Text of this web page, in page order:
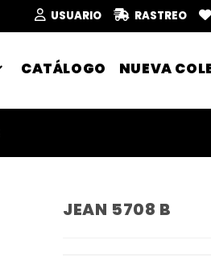
USUARIO RASTREO
CATÁLOGO NUEVA
JEAN 5708 B